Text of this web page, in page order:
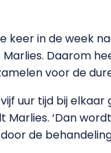
keer in de week
Daarom
voor de
uur tijd bij
Marlies. ‘Dan
de